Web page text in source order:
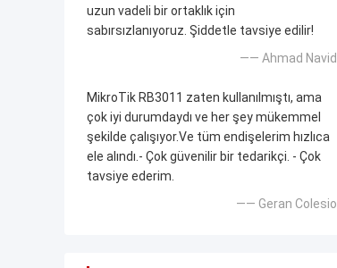
uzun vadeli bir ortaklık için
sabırsızlanıyoruz. Şiddetle tavsiye edilir!
—— Ahmad Navid
MikroTik RB3011 zaten kullanılmıştı, ama
çok iyi durumdaydı ve her şey mükemmel
şekilde çalışıyor.Ve tüm endişelerim hızlıca
ele alındı.- Çok güvenilir bir tedarikçi. - Çok
tavsiye ederim.
—— Geran Colesio